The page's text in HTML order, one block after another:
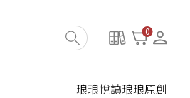
0
琅琅悅讀琅琅原創